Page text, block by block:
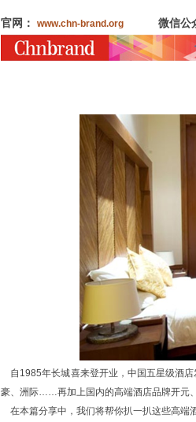
官网： www.chn-brand.org 微信公
自1985年长城喜来登开业，中国五星级酒
豪、洲际……再加上国内的高端酒店品牌开元
在本篇分享中，我们将帮你扒一扒这些高端